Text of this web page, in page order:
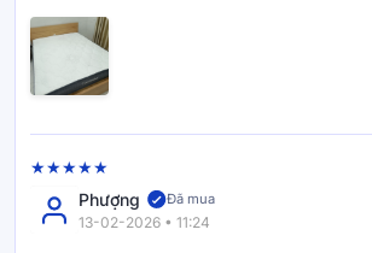
Phượng Đã mua
13-02-2026 • 11:24